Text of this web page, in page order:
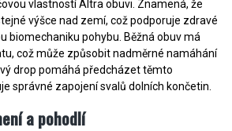
vlastností Altra obuvi. Znamená, že
výšce nad zemí, což podporuje zdravé
biomechaniku pohybu. Běžná obuv má
což může způsobit nadměrné namáhání
drop pomáhá předcházet těmto
správné zapojení svalů dolních končetin.
a pohodlí